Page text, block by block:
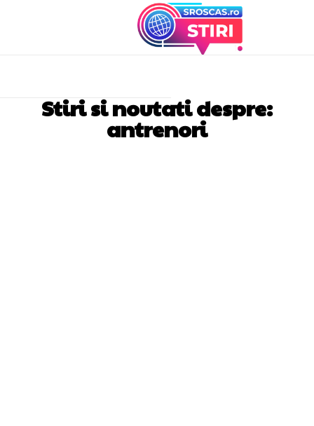
Stiri si noutati despre:
antrenori